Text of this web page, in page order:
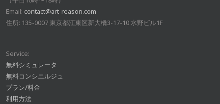
Email: contact@art-reason.com
住所: 135-0007 東京都江東区新大橋3-17-10 水野ビル1F
Service:
無料シミュレータ
無料コンシエルジュ
プラン/料金
利用方法